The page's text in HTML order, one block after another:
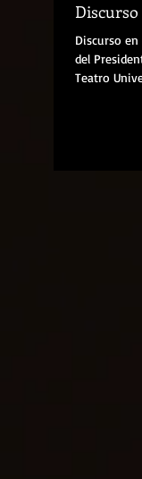
Discurso
Discurso
del
Teatro